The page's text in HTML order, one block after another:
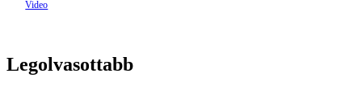
Legolvasottabb